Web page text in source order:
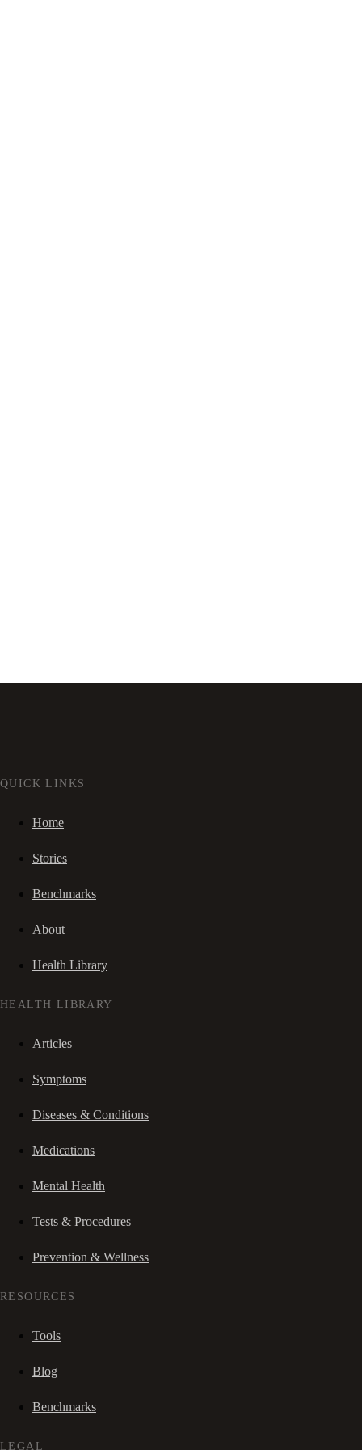
QUICK LINKS
Home
Stories
Benchmarks
About
Health Library
HEALTH LIBRARY
Articles
Symptoms
Diseases & Conditions
Medications
Mental Health
Tests & Procedures
Prevention & Wellness
RESOURCES
Tools
Blog
Benchmarks
LEGAL